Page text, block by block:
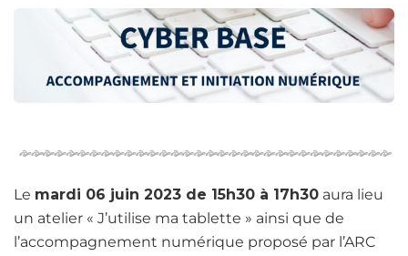
Le mardi 06 juin 2023 de 15h30 à 17h30 aura lieu
un atelier « J’utilise ma tablette » ainsi que de
l’accompagnement numérique proposé par l’ARC